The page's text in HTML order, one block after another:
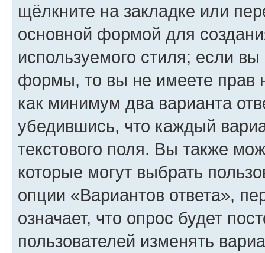
щёлкните на закладке или
основной формой для
используемого стиля; если
формы, то вы не имеете прав
как минимум два варианта
убедившись, что каждый
текстового поля. Вы также
которые могут выбрать
опции «Вариантов ответа»,
означает, что опрос будет
пользователей изменять